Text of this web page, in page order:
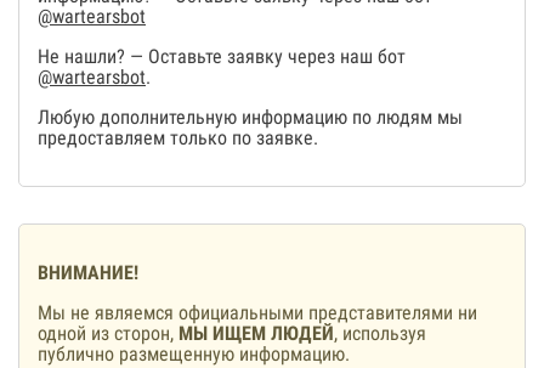
@wartearsbot
Не нашли? — Оставьте заявку через наш бот
@wartearsbot.
Любую дополнительную информацию по людям мы
предоставляем только по заявке.
ВНИМАНИЕ!
Мы не являемся официальными представителями ни
одной из сторон, МЫ ИЩЕМ ЛЮДЕЙ, используя
публично размещенную информацию.